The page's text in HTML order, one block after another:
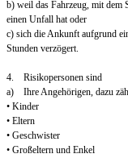
b) weil das Fahrzeug, mit dem
einen Unfall hat oder
c) sich die Ankunft aufgrund
Stunden verzögert.
4. Risikopersonen sind
a) Ihre Angehörigen, dazu
• Kinder
• Eltern
• Geschwister
• Großeltern und Enkel